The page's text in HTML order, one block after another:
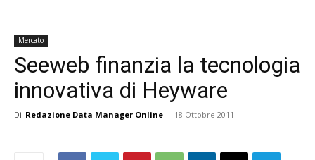
Mercato
Seeweb finanzia la tecnologia
innovativa di Heyware
Di Redazione Data Manager Online - 18 Ottobre 2011